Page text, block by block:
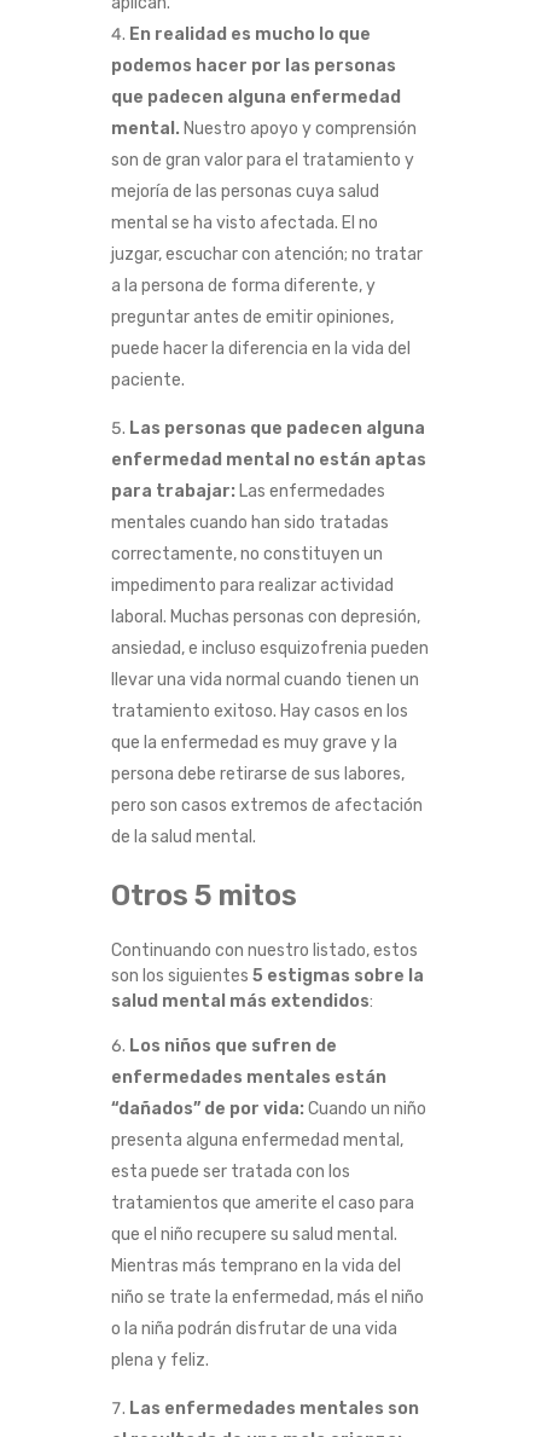
En realidad es mucho lo que
podemos hacer por las personas
que padecen alguna enfermedad
mental. Nuestro apoyo y comprensión
son de gran valor para el tratamiento y
mejoría de las personas cuya salud
mental se ha visto afectada. El no
juzgar, escuchar con atención; no tratar
a la persona de forma diferente, y
preguntar antes de emitir opiniones,
puede hacer la diferencia en la vida del
paciente.
Las personas que padecen alguna
enfermedad mental no están aptas
para trabajar: Las enfermedades
mentales cuando han sido tratadas
correctamente, no constituyen un
impedimento para realizar actividad
laboral. Muchas personas con depresión,
ansiedad, e incluso esquizofrenia pueden
llevar una vida normal cuando tienen un
tratamiento exitoso. Hay casos en los
que la enfermedad es muy grave y la
persona debe retirarse de sus labores,
pero son casos extremos de afectación
de la salud mental.
Otros 5 mitos
Continuando con nuestro listado, estos
son los siguientes 5 estigmas sobre la
salud mental más extendidos:
Los niños que sufren de
enfermedades mentales están
“dañados” de por vida: Cuando un niño
presenta alguna enfermedad mental,
esta puede ser tratada con los
tratamientos que amerite el caso para
que el niño recupere su salud mental.
Mientras más temprano en la vida del
niño se trate la enfermedad, más el niño
o la niña podrán disfrutar de una vida
plena y feliz.
Las enfermedades mentales son